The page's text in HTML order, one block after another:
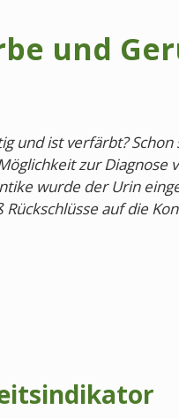
und
und ist verfärbt? Schon
zur Diagnose
wurde der Urin
auf die